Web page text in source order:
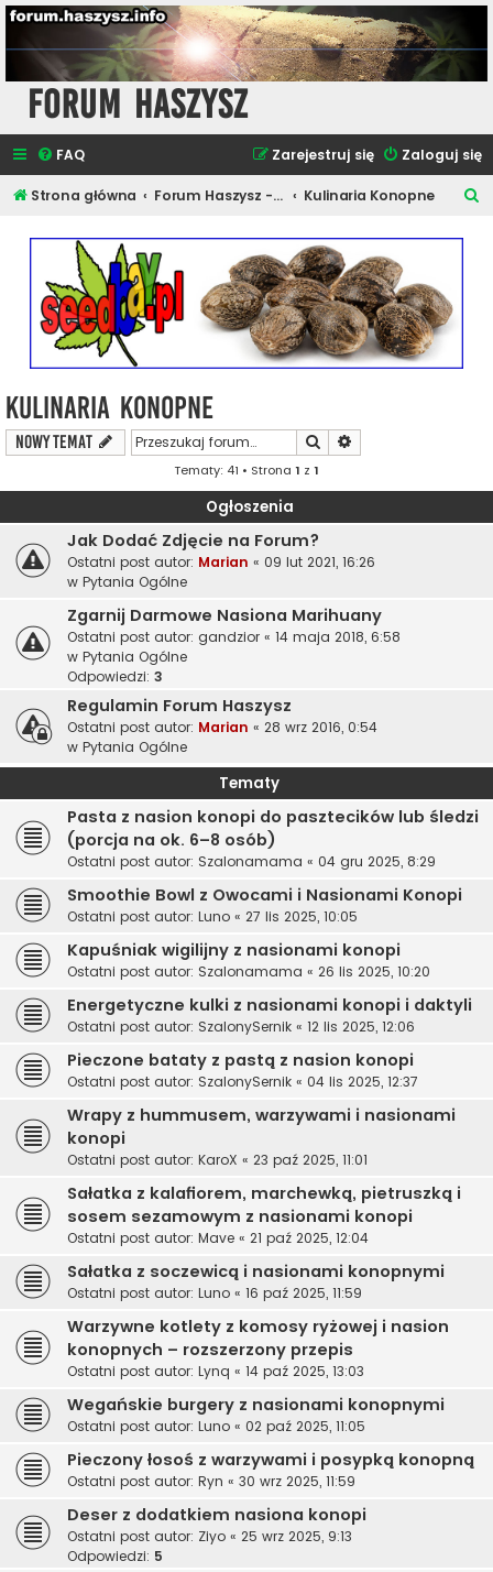
Forum Haszysz
FAQ Zaloguj się
Zarejestruj się
Strona główna Forum Haszysz - Newsy i Artykuły Kulinaria Konopne
Kulinaria Konopne
NOWY TEMAT Szukaj
Tematy: 41 • Strona 1 z 1
Ogłoszenia
Jak Dodać Zdjęcie na Forum?
Ostatni post autor: Marian « 09 lut 2021, 16:26
w Pytania Ogólne
Zgarnij Darmowe Nasiona Marihuany
Ostatni post autor: gandzior « 14 maja 2018, 6:58
w Pytania Ogólne
Odpowiedzi: 3
Regulamin Forum Haszysz
Ostatni post autor: Marian « 28 wrz 2016, 0:54
w Pytania Ogólne
Tematy
Pasta z nasion konopi do pasztecików lub śledzi
(porcja na ok. 6–8 osób)
Ostatni post autor: Szalonamama « 04 gru 2025, 8:29
Smoothie Bowl z Owocami i Nasionami Konopi
Ostatni post autor: Luno « 27 lis 2025, 10:05
Kapuśniak wigilijny z nasionami konopi
Ostatni post autor: Szalonamama « 26 lis 2025, 10:20
Energetyczne kulki z nasionami konopi i daktyli
Ostatni post autor: SzalonySernik « 12 lis 2025, 12:06
Pieczone bataty z pastą z nasion konopi
Ostatni post autor: SzalonySernik « 04 lis 2025, 12:37
Wrapy z hummusem, warzywami i nasionami
konopi
Ostatni post autor: KaroX « 23 paź 2025, 11:01
Sałatka z kalafiorem, marchewką, pietruszką i
sosem sezamowym z nasionami konopi
Ostatni post autor: Mave « 21 paź 2025, 12:04
Sałatka z soczewicą i nasionami konopnymi
Ostatni post autor: Luno « 16 paź 2025, 11:59
Warzywne kotlety z komosy ryżowej i nasion
konopnych – rozszerzony przepis
Ostatni post autor: Lynq « 14 paź 2025, 13:03
Wegańskie burgery z nasionami konopnymi
Ostatni post autor: Luno « 02 paź 2025, 11:05
Pieczony łosoś z warzywami i posypką konopną
Ostatni post autor: Ryn « 30 wrz 2025, 11:59
Deser z dodatkiem nasiona konopi
Ostatni post autor: Ziyo « 25 wrz 2025, 9:13
Odpowiedzi: 5